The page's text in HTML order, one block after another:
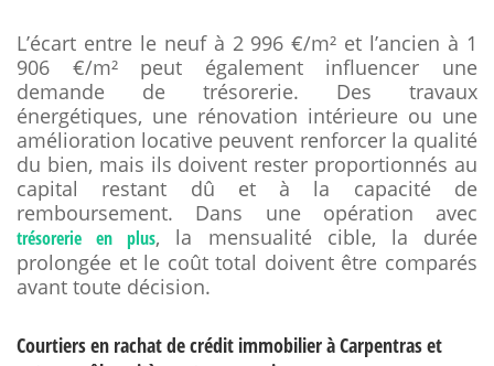
L’écart entre le neuf à 2 996 €/m² et l’ancien à 1
906 €/m² peut également influencer une
demande de trésorerie. Des travaux
énergétiques, une rénovation intérieure ou une
amélioration locative peuvent renforcer la qualité
du bien, mais ils doivent rester proportionnés au
capital restant dû et à la capacité de
remboursement. Dans une opération avec
trésorerie en plus, la mensualité cible, la durée
prolongée et le coût total doivent être comparés
avant toute décision.
Courtiers en rachat de crédit immobilier à Carpentras et